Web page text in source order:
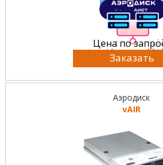
Цена по
Заказать
Аэродиск
vAIR